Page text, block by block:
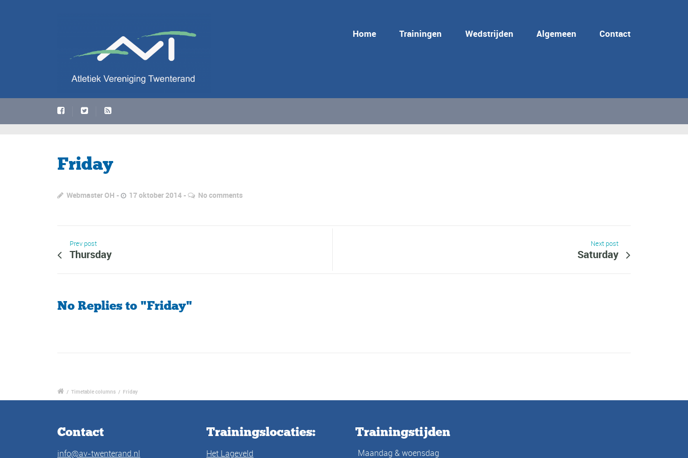
Home Trainingen Wedstrijden Algemeen Contact
Friday
Webmaster OH 17 oktober 2014 No comments
Prev post
Thursday
Next post
Saturday
No Replies to "Friday"
/ Timetable columns / Friday
Contact
info@av-twenterand.nl
Trainingslocaties:
Het Lageveld
Trainingstijden
Maandag & woensdag